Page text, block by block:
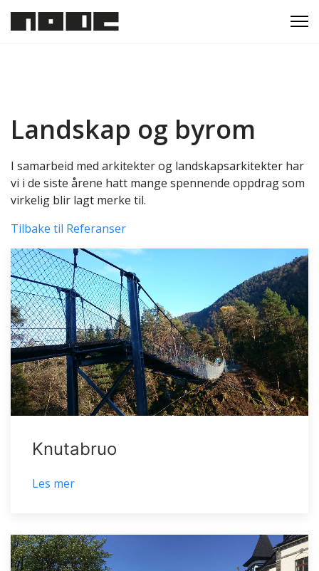
Landskap og byrom
I samarbeid med arkitekter og landskapsarkitekter har
vi i de siste årene hatt mange spennende oppdrag som
virkelig blir lagt merke til.
Tilbake til Referanser
Knutabruo
Les mer